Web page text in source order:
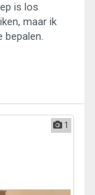
is los
maar ik
bepalen.
1